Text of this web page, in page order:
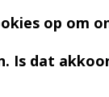
kleuren.
die u kunt
pagina.
op om
Is dat